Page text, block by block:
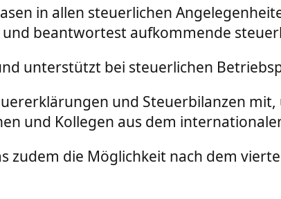
in allen steuerlichen
beantwortest aufkommende
unterstützt bei steuerlichen
und Steuerbilanzen
und Kollegen aus dem
zudem die Möglichkeit nach dem